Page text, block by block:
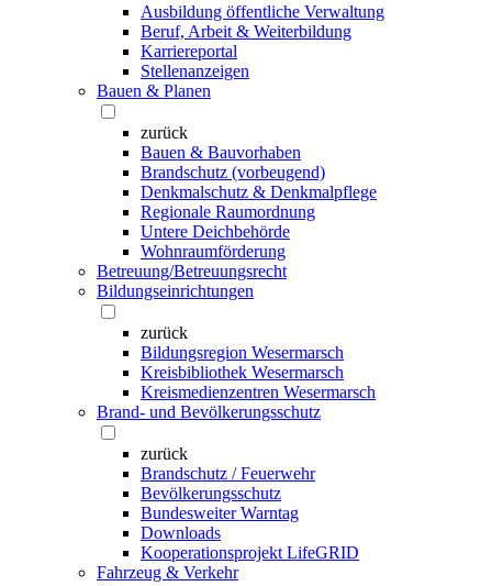
Ausbildung öffentliche Verwaltung
Beruf, Arbeit & Weiterbildung
Karriereportal
Stellenanzeigen
Bauen & Planen
zurück
Bauen & Bauvorhaben
Brandschutz (vorbeugend)
Denkmalschutz & Denkmalpflege
Regionale Raumordnung
Untere Deichbehörde
Wohnraumförderung
Betreuung/Betreuungsrecht
Bildungseinrichtungen
zurück
Bildungsregion Wesermarsch
Kreisbibliothek Wesermarsch
Kreismedienzentren Wesermarsch
Brand- und Bevölkerungsschutz
zurück
Brandschutz / Feuerwehr
Bevölkerungsschutz
Bundesweiter Warntag
Downloads
Kooperationsprojekt LifeGRID
Fahrzeug & Verkehr